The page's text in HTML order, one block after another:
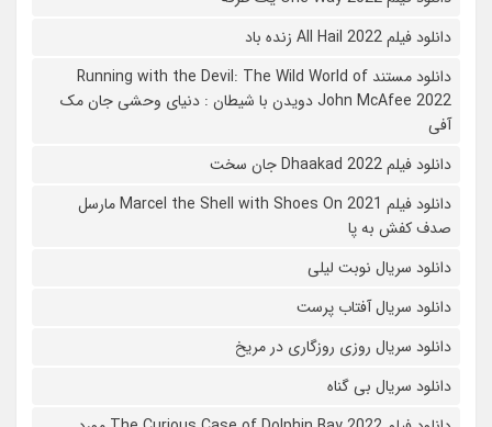
دانلود فیلم All Hail 2022 زنده باد
دانلود مستند Running with the Devil: The Wild World of
John McAfee 2022 دویدن با شیطان : دنیای وحشی جان مک
آفی
دانلود فیلم Dhaakad 2022 جان سخت
دانلود فیلم Marcel the Shell with Shoes On 2021 مارسل
صدف کفش به پا
دانلود سریال نوبت لیلی
دانلود سریال آفتاب پرست
دانلود سریال روزی روزگاری در مریخ
دانلود سریال بی گناه